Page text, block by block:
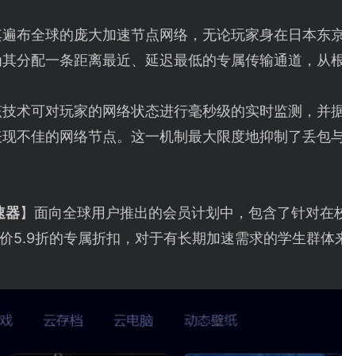
布全球的庞大加速节点网络，无论玩家身在日本东
分配一条距离最近、延迟最低的专属传输通道，从
术可对玩家的网络状态进行毫秒级的实时监测，并
不佳的网络节点。这一机制最大限度地抑制了丢包
器】面向全球用户推出的会员计划中，包含了针对在
5.9折的专属折扣，对于有长期加速需求的学生群体